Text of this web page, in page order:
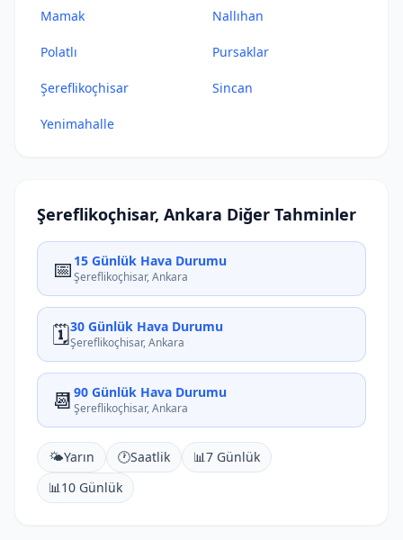
Mamak Nallıhan
Polatlı Pursaklar
Şereflikoçhisar Sincan
Yenimahalle
Şereflikoçhisar, Ankara Diğer Tahminler
📅 15 Günlük Hava Durumu
Şereflikoçhisar, Ankara
🗓️30 Günlük Hava Durumu
Şereflikoçhisar, Ankara
📆 90 Günlük Hava Durumu
Şereflikoçhisar, Ankara
🌤️Yarın 🕐Saatlik 📊7 Günlük
📊10 Günlük